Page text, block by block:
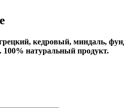
кедровый, миндаль,
натуральный продукт.